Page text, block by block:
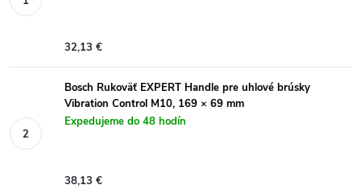
32,13 €
Bosch Rukoväť EXPERT Handle pre uhlové brúsky
Vibration Control M10, 169 × 69 mm
Expedujeme do 48 hodín
38,13 €